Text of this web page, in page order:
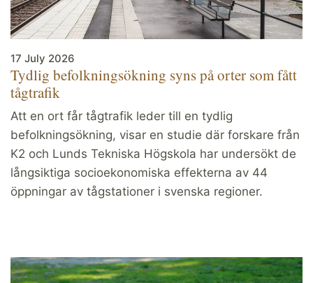
17 July 2026
Tydlig befolkningsökning syns på orter som fått
tågtrafik
Att en ort får tågtrafik leder till en tydlig
befolkningsökning, visar en studie där forskare från
K2 och Lunds Tekniska Högskola har undersökt de
långsiktiga socioekonomiska effekterna av 44
öppningar av tågstationer i svenska regioner.